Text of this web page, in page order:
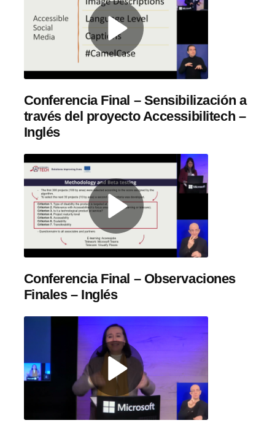
Conferencia Final – Sensibilización a
través del proyecto Accessibilitech –
Inglés
Conferencia Final – Observaciones
Finales – Inglés